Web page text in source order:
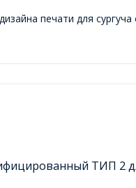
печати для сургуча
ТИП 2